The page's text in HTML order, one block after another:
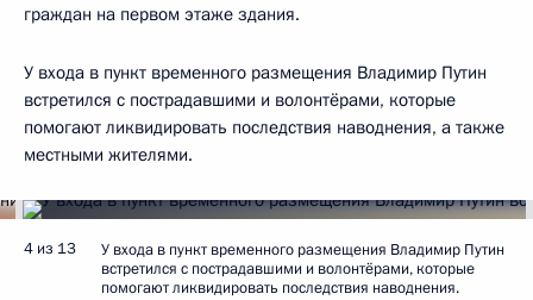
граждан на первом этаже здания.
У входа в пункт временного размещения Владимир Путин
встретился с пострадавшими и волонтёрами, которые
помогают ликвидировать последствия наводнения, а также
местными жителями.
4 из 13
У входа в пункт временного размещения Владимир Путин
встретился с пострадавшими и волонтёрами, которые
помогают ликвидировать последствия наводнения.